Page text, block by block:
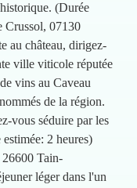
(Durée
Crussol, 07130
au château, dirigez-
ville viticole réputée
vins au Caveau
de la région.
vous séduire par les
2 heures)
Tain-
léger dans l'un